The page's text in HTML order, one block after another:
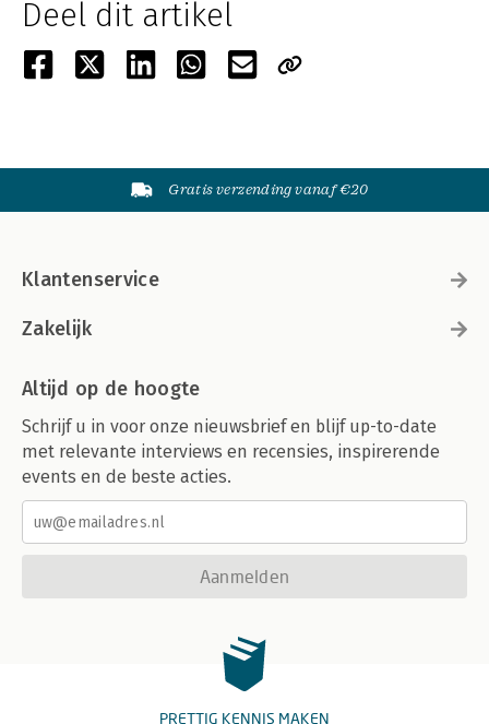
Deel dit artikel
Gratis verzending vanaf €20
Klantenservice
Zakelijk
Altijd op de hoogte
Schrijf u in voor onze nieuwsbrief en blijf up-to-date
met relevante interviews en recensies, inspirerende
events en de beste acties.
Aanmelden
PRETTIG KENNIS MAKEN